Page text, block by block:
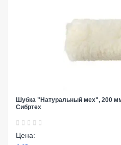
Шубка "Натуральный мех", 200
Сибртех
Цена: